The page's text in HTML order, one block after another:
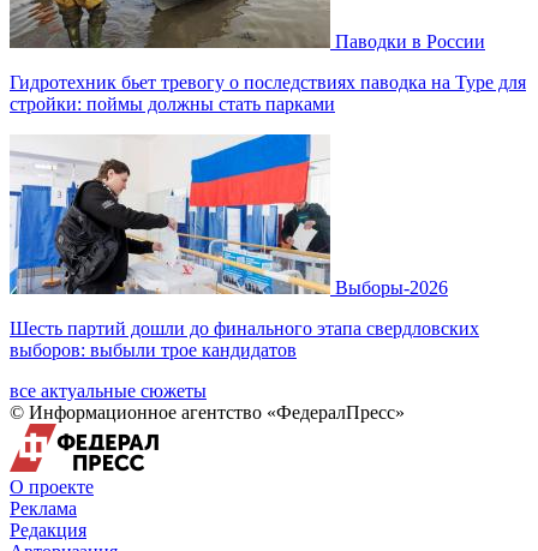
Паводки в России
Гидротехник бьет тревогу о последствиях паводка на Туре для
стройки: поймы должны стать парками
Выборы-2026
Шесть партий дошли до финального этапа свердловских
выборов: выбыли трое кандидатов
все актуальные сюжеты
© Информационное агентство «ФедералПресс»
О проекте
Реклама
Редакция